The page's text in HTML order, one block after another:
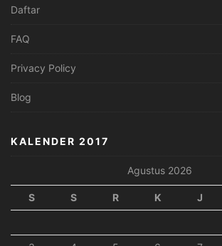
Daftar
FAQ
Privacy Policy
Blog
KALENDER 2017
Agustus 2026
S S R K J